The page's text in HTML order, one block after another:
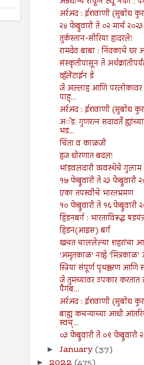
अर्रअद : ईशवाणी (सुबोध
२४ फेब्रुवारी ते ०२ मार्च २०२३
तुर्कस्तान-सीरिया हादरले!
रामदेव बाबा : निंदकाचे घर
संस्कृतीपासून ते
व्हॅलेंटाईन डे
जे अल्लाह आणि परलोकावर
पाहु...
अर्रअद : ईशवाणी (सुबोध
अॅड. गुणरत्न सदावर्ते
भड...
चिंता व काळजी
हज धोरणात बदल!
भांडवलदारी व्यवस्थेचे गुलाम
१७ फेब्रुवारी ते २३ फेब्रुवारी
एका तपस्वीचे भारतभ्रमण
१० फेब्रुवारी ते १६ फेब्रुवारी
हिंडनबर्ग : भारताविरूद्ध
हिडन(आइस) बर्ग
खचत चाललेल्या शहरांचा
'अमृतकाळ' नव्हे 'मित्रकाळ'
स्त्रिया संपूर्ण पृथक्करण आणि
जे तुमच्यावर उपकार करतात
पैगंब...
अर्रअद : ईशवाणी (सुबोध
बाह्य कचऱ्याच्या आधी
स्वच्...
०३ फेब्रुवारी ते ०९ फेब्रुवारी
► January(37)
►